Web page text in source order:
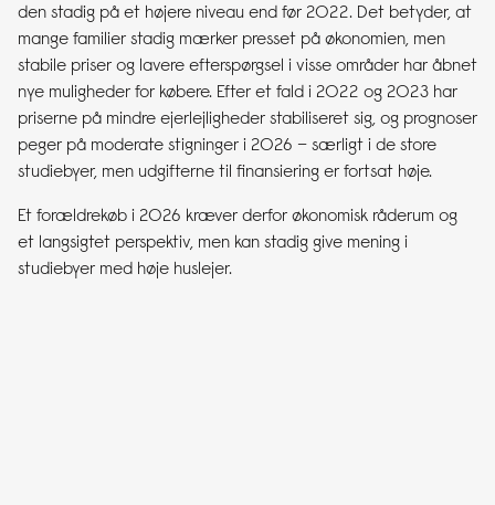
den stadig på et højere niveau end før 2022. Det betyder, at
mange familier stadig mærker presset på økonomien, men
stabile priser og lavere efterspørgsel i visse områder har åbnet
nye muligheder for købere. Efter et fald i 2022 og 2023 har
priserne på mindre ejerlejligheder stabiliseret sig, og prognoser
peger på moderate stigninger i 2026 – særligt i de store
studiebyer, men udgifterne til finansiering er fortsat høje.
Et forældrekøb i 2026 kræver derfor økonomisk råderum og
et langsigtet perspektiv, men kan stadig give mening i
studiebyer med høje huslejer.